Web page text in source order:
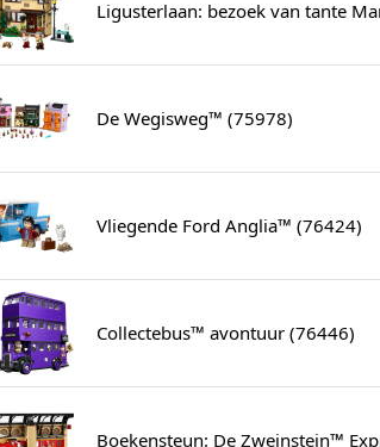
Ligusterlaan: bezoek van tante
De Wegisweg™ (75978)
Vliegende Ford Anglia™ (76424)
Collectebus™ avontuur (76446)
Boekensteun: De Zweinstein™